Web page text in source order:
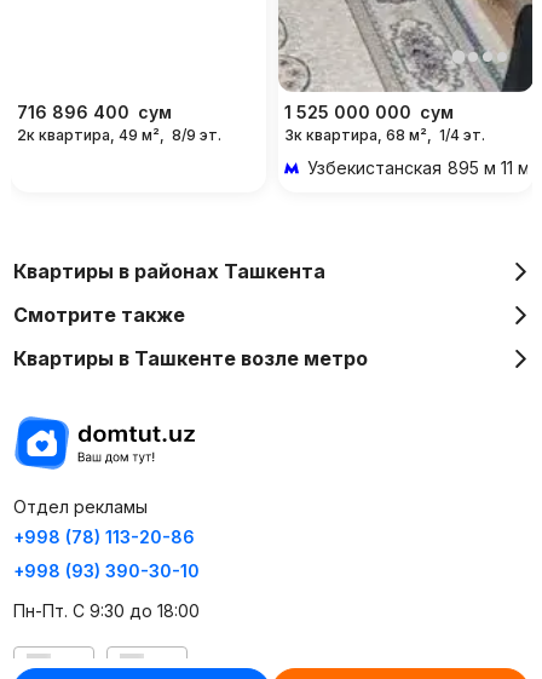
716 896 400 сум
2к квартира, 49 м², 8/9 эт.
1 525 000 000 сум
3к квартира, 68 м², 1/4 эт.
Узбекистанская 895 м 11
Квартиры в районах Ташкента
Смотрите также
Квартиры в Ташкенте возле метро
Отдел рекламы
+998 (78) 113-20-86
+998 (93) 390-30-10
Пн-Пт. С 9:30 до 18:00
RU UZ